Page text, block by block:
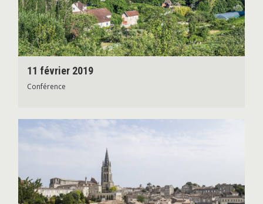
11 février 2019
Conférence